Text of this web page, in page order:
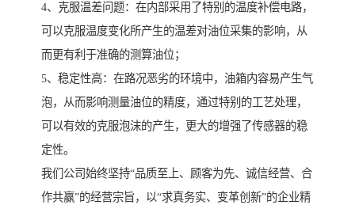
4、克服温差问题：在内部采用了特别的温度补偿电路，
可以克服温度变化所产生的温差对油位采集的影响，从
而更有利于准确的测算油位；
5、稳定性高：在路况恶劣的环境中，油箱内容易产生气
泡，从而影响测量油位的精度，通过特别的工艺处理，
可以有效的克服泡沫的产生，更大的增强了传感器的稳
定性。
我们公司始终坚持“品质至上、顾客为先、诚信经营、合
作共赢”的经营宗旨，以“求真务实、变革创新”的企业精